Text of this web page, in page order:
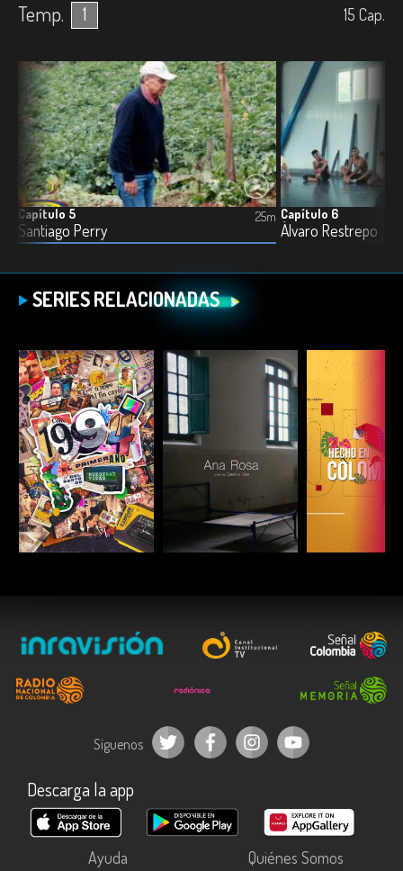
Temp. 1 15 Cap.
Capítulo 5
Santiago Perry
25m Capítulo 6
Álvaro Restrepo
SERIES RELACIONADAS
ESCUCHAR ESCUCHAR
Síguenos
Descarga la app
Ayuda
Quiénes Somos